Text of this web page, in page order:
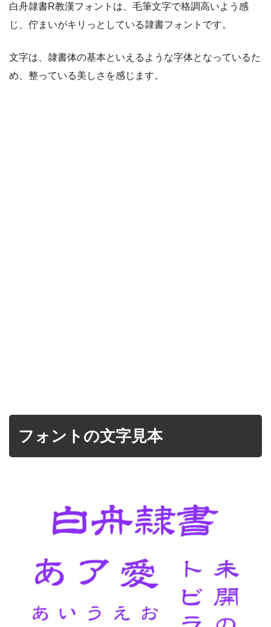
白舟隷書R教漢フォントは、毛筆文字で格調高いよう感
じ、佇まいがキリっとしている隷書フォントです。
文字は、隷書体の基本といえるような字体となっているた
め、整っている美しさを感じます。
フォントの文字見本